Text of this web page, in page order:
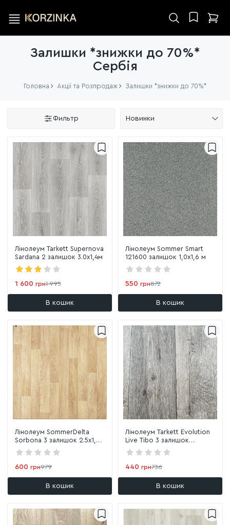
Залишки *знижки до 70%*
Сербія
Головна Акції та Розпродаж Залишки *знижки до 70%*
Фильтр Новинки
Лінолеум Tarkett Supernova
Sardana 2 залишок 3.0х1,4м
1 600 грн1 995
В кошик
Лінолеум Sommer Smart
121600 залишок 1,0х1,6 м
550 грн872
В кошик
Лінолеум SommerDelta
Sorbona 3 залишок 2.5х1,07
м
600 грн979
В кошик
Лінолеум Tarkett Evolution
Live Tibo 3 залишок
1,3х1,16м
440 грн736
В кошик